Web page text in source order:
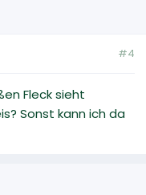
#4
Fleck sieht
Sonst kann ich da